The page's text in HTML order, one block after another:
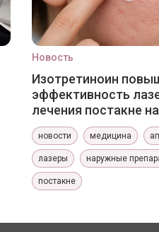
Новость
Изотретиноин
эффективность
лечения постакне
новости медицина
лазеры наружные
постакне